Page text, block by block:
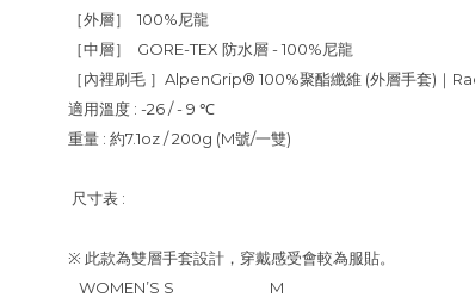
［外層］ 100%尼龍
［中層］ GORE-TEX 防水層 - 100%尼龍
［內裡刷毛 ］ AlpenGrip® 100%聚酯纖維 (外層手套)｜
適用溫度 : -26 / - 9 ℃
重量 : 約7.1oz / 200g (M號/一雙)
尺寸表 :
※ 此款為雙層手套設計，穿戴感受會較為服貼。
WOMEN’S S
M